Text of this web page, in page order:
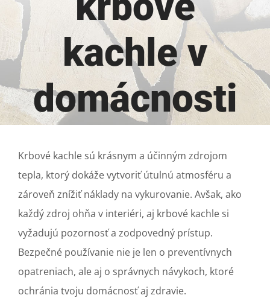
kachle v
domácnosti
Krbové kachle sú krásnym a účinným zdrojom
tepla, ktorý dokáže vytvoriť útulnú atmosféru a
zároveň znížiť náklady na vykurovanie. Avšak, ako
každý zdroj ohňa v interiéri, aj krbové kachle si
vyžadujú pozornosť a zodpovedný prístup.
Bezpečné používanie nie je len o preventívnych
opatreniach, ale aj o správnych návykoch, ktoré
ochránia tvoju domácnosť aj zdravie.